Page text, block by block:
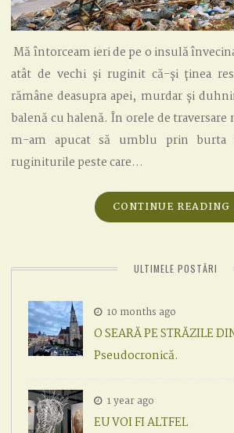
Mă întorceam ieri de pe o insulă
atât de vechi și ruginit că-și ținea
rămâne deasupra apei, murdar și
balenă cu halenă. În orele de traversare
m-am apucat să umblu prin burta
ruginiturile peste care…
CONTINUE READING
ULTIMELE POSTĂRI
10 months ago
O SEARĂ PE STRĂZILE
Pseudocronică.
1 year ago
EU VOI FI ALTFEL